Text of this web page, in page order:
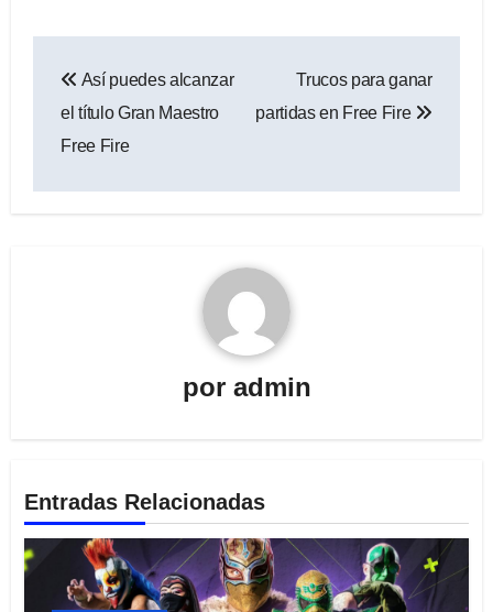
de
entradas
Así puedes alcanzar
el título Gran Maestro
Free Fire
Trucos para ganar
partidas en Free Fire
por admin
Entradas Relacionadas